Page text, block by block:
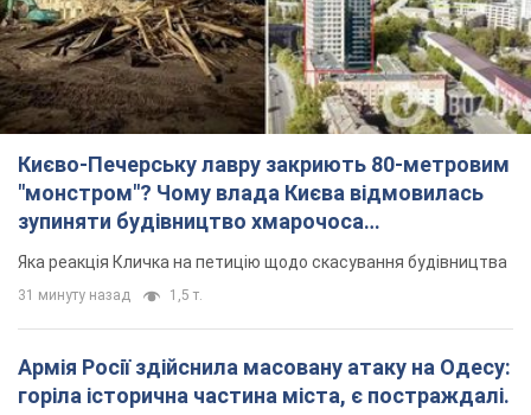
"московського вірянина"
Яка реакція Кличка на петицію щодо скасування будівництва
31 минуту назад 1,5 т.
Армія Росії здійснила масовану атаку на Одесу:
горіла історична частина міста, є постраждалі.
Фото та відео
Для терору ворог застосував ракети та дрони
2 часа назад 51,4 т.
"Воюють проти продовольчої безпеки світу!"
Зеленський заявив, що армія Росії знову цілила
у порт в Одесі